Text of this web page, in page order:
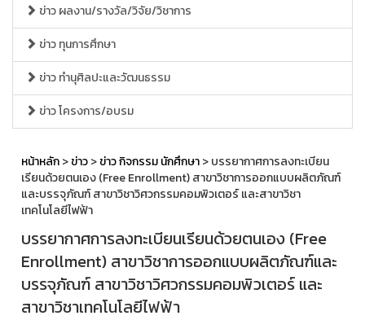
ข่าว ผลงาน/รางวัล/วิจัย/วิชาการ
ข่าว ทุนการศึกษา
ข่าว ทำนุศิลปะและวัฒนธรรม
ข่าว โครงการ/อบรม
หน้าหลัก>ข่าว>ข่าว กิจกรรม นักศึกษา> บรรยากาศการลงทะเบียน
เรียนด้วยตนเอง (Free Enrollment) สาขาวิชาการออกแบบผลิตภัณฑ์
และบรรจุภัณฑ์ สาขาวิชาวิศวกรรมคอมพิวเตอร์ และสาขาวิชา
เทคโนโลยีไฟฟ้า
บรรยากาศการลงทะเบียนเรียนด้วยตนเอง (Free
Enrollment) สาขาวิชาการออกแบบผลิตภัณฑ์และ
บรรจุภัณฑ์ สาขาวิชาวิศวกรรมคอมพิวเตอร์ และ
สาขาวิชาเทคโนโลยีไฟฟ้า